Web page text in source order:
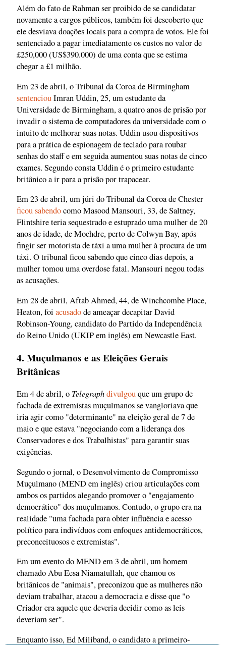
Além do fato de Rahman ser proibido de se candidatar
novamente a cargos públicos, também foi descoberto que
ele desviava doações locais para a compra de votos. Ele foi
sentenciado a pagar imediatamente os custos no valor de
£250,000 (US$390.000) de uma conta que se estima
chegar a £1 milhão.
Em 23 de abril, o Tribunal da Coroa de Birmingham
sentenciouImran Uddin, 25, um estudante da
Universidade de Birmingham, a quatro anos de prisão por
invadir o sistema de computadores da universidade com o
intuito de melhorar suas notas. Uddin usou dispositivos
para a prática de espionagem de teclado para roubar
senhas do staff e em seguida aumentou suas notas de cinco
exames. Segundo consta Uddin é o primeiro estudante
britânico a ir para a prisão por trapacear.
Em 23 de abril, um júri do Tribunal da Coroa de Chester
ficou sabendocomo Masood Mansouri, 33, de Saltney,
Flintshire teria sequestrado e estuprado uma mulher de 20
anos de idade, de Mochdre, perto de Colwyn Bay, após
fingir ser motorista de táxi a uma mulher à procura de um
táxi. O tribunal ficou sabendo que cinco dias depois, a
mulher tomou uma overdose fatal. Mansouri negou todas
as acusações.
Em 28 de abril, Aftab Ahmed, 44, de Winchcombe Place,
Heaton, foi acusadode ameaçar decapitar David
Robinson-Young, candidato do Partido da Independência
do Reino Unido (UKIP em inglês) em Newcastle East.
4. Muçulmanos e as Eleições Gerais
Britânicas
Em 4 de abril, o Telegraphdivulgouque um grupo de
fachada de extremistas muçulmanos se vangloriava que
iria agir como "determinante" na eleição geral de 7 de
maio e que estava "negociando com a liderança dos
Conservadores e dos Trabalhistas" para garantir suas
exigências.
Segundo o jornal, o Desenvolvimento de Compromisso
Muçulmano (MEND em inglês) criou articulações com
ambos os partidos alegando promover o "engajamento
democrático" dos muçulmanos. Contudo, o grupo era na
realidade "uma fachada para obter influência e acesso
político para indivíduos com enfoques antidemocráticos,
preconceituosos e extremistas".
Em um evento do MEND em 3 de abril, um homem
chamado Abu Eesa Niamatullah, que chamou os
britânicos de "animais", preconizou que as mulheres não
deviam trabalhar, atacou a democracia e disse que "o
Criador era aquele que deveria decidir como as leis
deveriam ser".
Enquanto isso, Ed Miliband, o candidato a primeiro-